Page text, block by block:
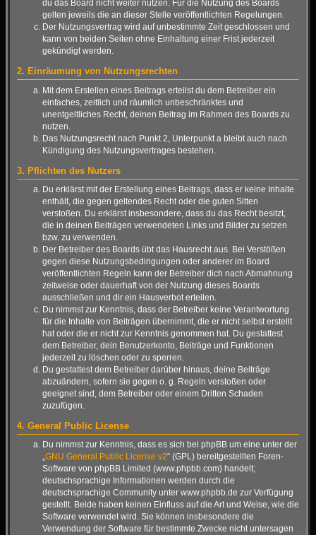
du das Board nicht weiter nutzen. Für die Nutzung des Boards
gelten jeweils die an dieser Stelle veröffentlichten Regelungen.
Der Nutzungsvertrag wird auf unbestimmte Zeit geschlossen und
kann von beiden Seiten ohne Einhaltung einer Frist jederzeit
gekündigt werden.
2. Einräumung von Nutzungsrechten
Mit dem Erstellen eines Beitrags erteilst du dem Betreiber ein
einfaches, zeitlich und räumlich unbeschränktes und
unentgeltliches Recht, deinen Beitrag im Rahmen des Boards zu
nutzen.
Das Nutzungsrecht nach Punkt 2, Unterpunkt a bleibt auch nach
Kündigung des Nutzungsvertrages bestehen.
3. Pflichten des Nutzers
Du erklärst mit der Erstellung eines Beitrags, dass er keine Inhalte
enthält, die gegen geltendes Recht oder die guten Sitten
verstoßen. Du erklärst insbesondere, dass du das Recht besitzt,
die in deinen Beiträgen verwendeten Links und Bilder zu setzen
bzw. zu verwenden.
Der Betreiber des Boards übt das Hausrecht aus. Bei Verstößen
gegen diese Nutzungsbedingungen oder anderer im Board
veröffentlichten Regeln kann der Betreiber dich nach Abmahnung
zeitweise oder dauerhaft von der Nutzung dieses Boards
ausschließen und dir ein Hausverbot erteilen.
Du nimmst zur Kenntnis, dass der Betreiber keine Verantwortung
für die Inhalte von Beiträgen übernimmt, die er nicht selbst erstellt
hat oder die er nicht zur Kenntnis genommen hat. Du gestattest
dem Betreiber, dein Benutzerkonto, Beiträge und Funktionen
jederzeit zu löschen oder zu sperren.
Du gestattest dem Betreiber darüber hinaus, deine Beiträge
abzuändern, sofern sie gegen o. g. Regeln verstoßen oder
geeignet sind, dem Betreiber oder einem Dritten Schaden
zuzufügen.
4. General Public License
Du nimmst zur Kenntnis, dass es sich bei phpBB um eine unter der
„GNU General Public License v2“ (GPL) bereitgestellten Foren-
Software von phpBB Limited (www.phpbb.com) handelt;
deutschsprachige Informationen werden durch die
deutschsprachige Community unter www.phpbb.de zur Verfügung
gestellt. Beide haben keinen Einfluss auf die Art und Weise, wie die
Software verwendet wird. Sie können insbesondere die
Verwendung der Software für bestimmte Zwecke nicht untersagen